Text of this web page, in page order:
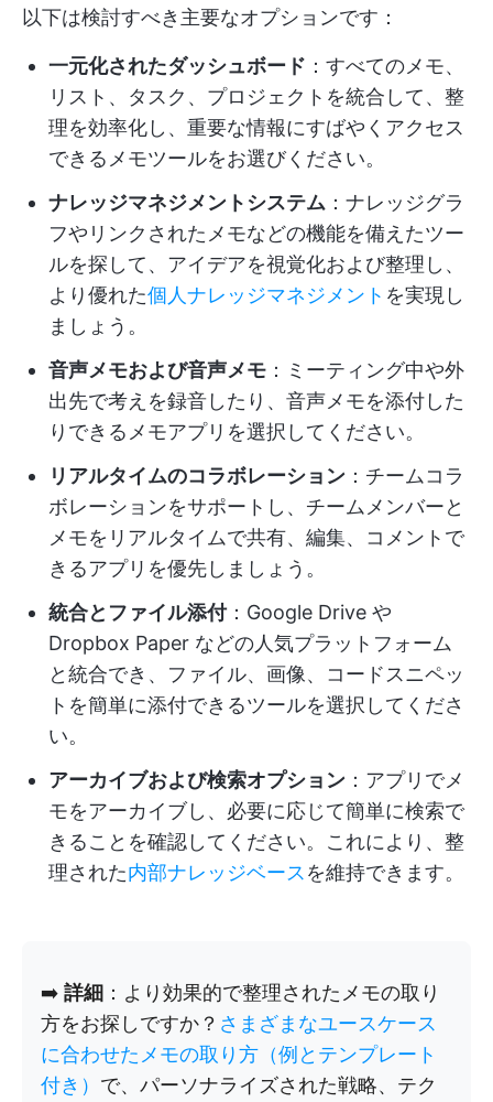
以下は検討すべき主要なオプションです：
一元化されたダッシュボード ：すべてのメモ、
リスト、タスク、プロジェクトを統合して、整
理を効率化し、重要な情報にすばやくアクセス
できるメモツールをお選びください。
ナレッジマネジメントシステム ：ナレッジグラ
フやリンクされたメモなどの機能を備えたツー
ルを探して、アイデアを視覚化および整理し、
より優れた個人ナレッジマネジメント を実現し
ましょう。
音声メモおよび音声メモ ：ミーティング中や外
出先で考えを録音したり、音声メモを添付した
りできるメモアプリを選択してください。
リアルタイムのコラボレーション ：チームコラ
ボレーションをサポートし、チームメンバーと
メモをリアルタイムで共有、編集、コメントで
きるアプリを優先しましょう。
統合とファイル添付：Google Drive や
Dropbox Paper などの人気プラットフォーム
と統合でき、ファイル、画像、コードスニペッ
トを簡単に添付できるツールを選択してくださ
い。
アーカイブおよび検索オプション ：アプリでメ
モをアーカイブし、必要に応じて簡単に検索で
きることを確認してください。これにより、整
理された内部ナレッジベース を維持できます。
➡️ 詳細 ：より効果的で整理されたメモの取り
方をお探しですか？ さまざまなユースケース
に合わせたメモの取り方（例とテンプレート
付き） で、パーソナライズされた戦略、テク